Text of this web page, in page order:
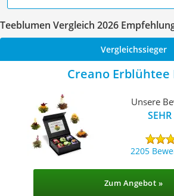
Teeblumen Vergleich 2026
Vergleichssieger
Creano Erblühtee
Unsere
2205
Zum Angebot »